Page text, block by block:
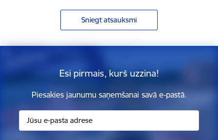
Sniegt atsauksmi
Esi pirmais, kurš uzzina!
Piesakies jaunumu saņemšanai savā e-pastā.